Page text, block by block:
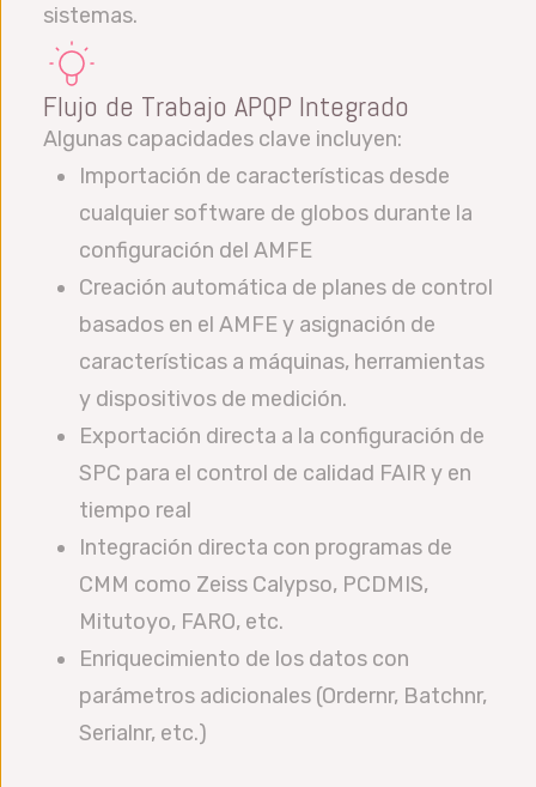
sistemas.
Flujo de Trabajo APQP Integrado
Algunas capacidades clave incluyen:
Importación de características desde
cualquier software de globos durante la
configuración del AMFE
Creación automática de planes de control
basados en el AMFE y asignación de
características a máquinas, herramientas
y dispositivos de medición.
Exportación directa a la configuración de
SPC para el control de calidad FAIR y en
tiempo real
Integración directa con programas de
CMM como Zeiss Calypso, PCDMIS,
Mitutoyo, FARO, etc.
Enriquecimiento de los datos con
parámetros adicionales (Ordernr, Batchnr,
Serialnr, etc.)